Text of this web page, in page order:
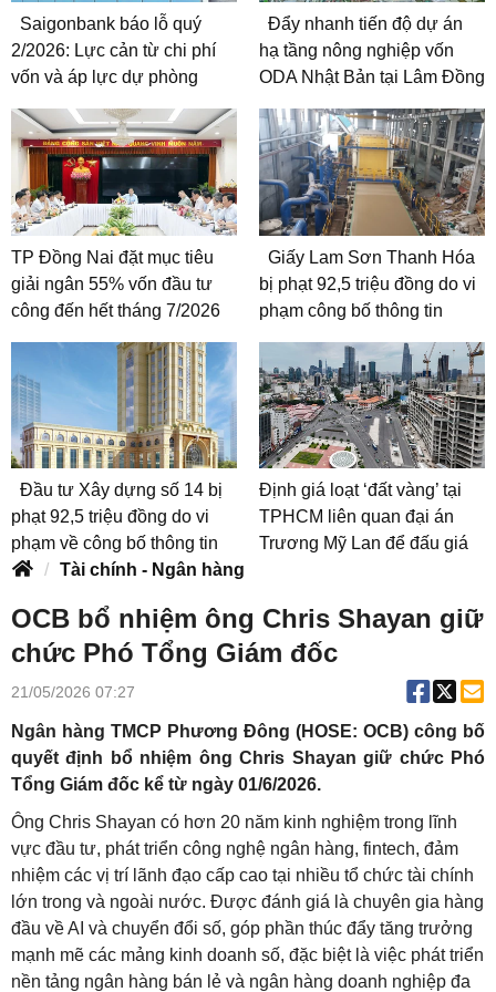
Saigonbank báo lỗ quý
2/2026: Lực cản từ chi phí
vốn và áp lực dự phòng
Đẩy nhanh tiến độ dự án
hạ tầng nông nghiệp vốn
ODA Nhật Bản tại Lâm Đồng
TP Đồng Nai đặt mục tiêu
giải ngân 55% vốn đầu tư
công đến hết tháng 7/2026
Giấy Lam Sơn Thanh Hóa
bị phạt 92,5 triệu đồng do vi
phạm công bố thông tin
Đầu tư Xây dựng số 14 bị
phạt 92,5 triệu đồng do vi
phạm về công bố thông tin
Định giá loạt ‘đất vàng’ tại
TPHCM liên quan đại án
Trương Mỹ Lan để đấu giá
Tài chính - Ngân hàng
OCB bổ nhiệm ông Chris Shayan giữ
chức Phó Tổng Giám đốc
21/05/2026 07:27
Ngân hàng TMCP Phương Đông (HOSE: OCB) công bố
quyết định bổ nhiệm ông Chris Shayan giữ chức Phó
Tổng Giám đốc kể từ ngày 01/6/2026.
Ông Chris Shayan có hơn 20 năm kinh nghiệm trong lĩnh
vực đầu tư, phát triển công nghệ ngân hàng, fintech, đảm
nhiệm các vị trí lãnh đạo cấp cao tại nhiều tổ chức tài chính
lớn trong và ngoài nước. Được đánh giá là chuyên gia hàng
đầu về AI và chuyển đổi số, góp phần thúc đẩy tăng trưởng
mạnh mẽ các mảng kinh doanh số, đặc biệt là việc phát triển
nền tảng ngân hàng bán lẻ và ngân hàng doanh nghiệp đa